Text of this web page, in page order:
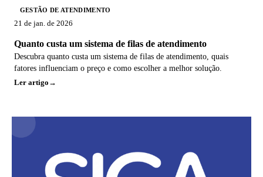
GESTÃO DE ATENDIMENTO
21 de jan. de 2026
Quanto custa um sistema de filas de atendimento
Descubra quanto custa um sistema de filas de atendimento, quais
fatores influenciam o preço e como escolher a melhor solução.
Ler artigo